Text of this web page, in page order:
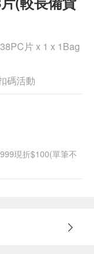
片 x 1 x 1Bag
碼活動
現折$100(單筆不